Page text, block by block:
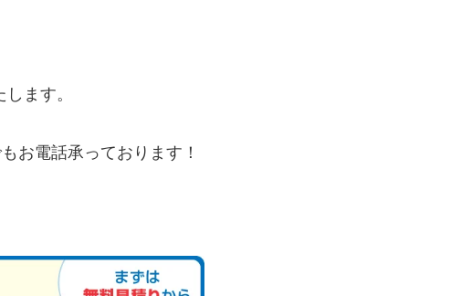
ます。
お電話承っております！